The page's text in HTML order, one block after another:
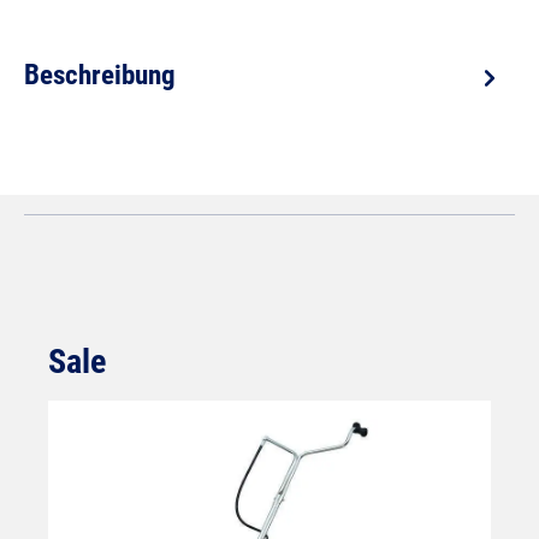
Beschreibung
Produktgalerie überspringen
Sale